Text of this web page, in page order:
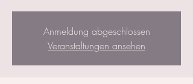
Anmeldung abgeschlossen
Veranstaltungen ansehen